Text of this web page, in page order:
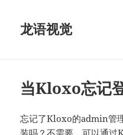
龙语视觉
当Kloxo忘记
忘记了Kloxo的admin管